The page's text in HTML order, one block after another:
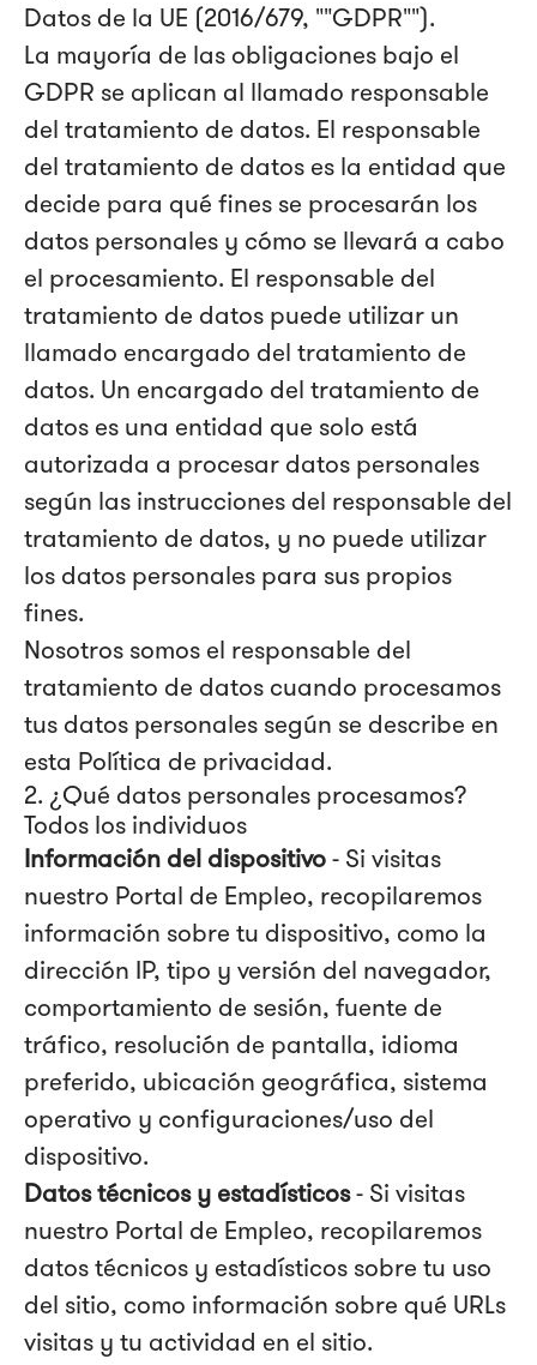
Datos de la UE (2016/679, ""GDPR"").
La mayoría de las obligaciones bajo el
GDPR se aplican al llamado responsable
del tratamiento de datos. El responsable
del tratamiento de datos es la entidad que
decide para qué fines se procesarán los
datos personales y cómo se llevará a cabo
el procesamiento. El responsable del
tratamiento de datos puede utilizar un
llamado encargado del tratamiento de
datos. Un encargado del tratamiento de
datos es una entidad que solo está
autorizada a procesar datos personales
según las instrucciones del responsable del
tratamiento de datos, y no puede utilizar
los datos personales para sus propios
fines.
Nosotros somos el responsable del
tratamiento de datos cuando procesamos
tus datos personales según se describe en
esta Política de privacidad.
2. ¿Qué datos personales procesamos?
Todos los individuos
Información del dispositivo- Si visitas
nuestro Portal de Empleo, recopilaremos
información sobre tu dispositivo, como la
dirección IP, tipo y versión del navegador,
comportamiento de sesión, fuente de
tráfico, resolución de pantalla, idioma
preferido, ubicación geográfica, sistema
operativo y configuraciones/uso del
dispositivo.
Datos técnicos y estadísticos- Si visitas
nuestro Portal de Empleo, recopilaremos
datos técnicos y estadísticos sobre tu uso
del sitio, como información sobre qué URLs
visitas y tu actividad en el sitio.